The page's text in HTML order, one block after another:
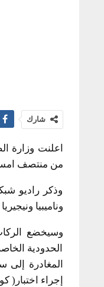
شارك
من منتصف
وذكر راديو
وناميبيا
الحدودية
إجراء اختبار(